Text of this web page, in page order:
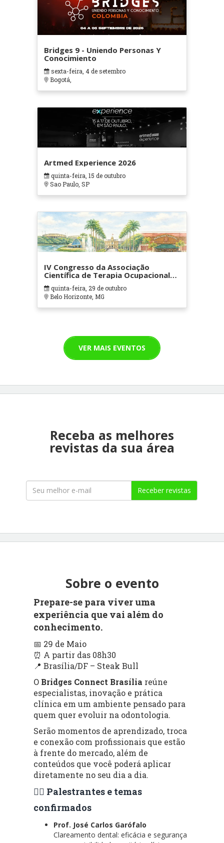
Bridges 9 - Uniendo Personas Y
Conocimiento
sexta-feira, 4 de setembro
Bogotá,
Artmed Experience 2026
quinta-feira, 15 de outubro
Sao Paulo, SP
IV Congresso da Associação
Científica de Terapia Ocupacional
em Contextos Hospitalares e
Cuidados Paliativos - ATOHOSP
quinta-feira, 29 de outubro
Belo Horizonte, MG
VER MAIS EVENTOS
Receba as melhores
revistas da sua área
Receber revistas
Sobre o evento
Prepare-se para viver uma
experiência que vai além do
conhecimento.
📅 29 de Maio
⏰ A partir das 08h30
📍 Brasília/DF – Steak Bull
O Bridges Connect Brasília reúne
especialistas, inovação e prática
clínica em um ambiente pensado para
quem quer evoluir na odontologia.
Serão momentos de aprendizado, troca
e conexão com profissionais que estão
à frente do mercado, além de
conteúdos que você poderá aplicar
diretamente no seu dia a dia.
👨‍⚕️ Palestrantes e temas
confirmados
Prof. José Carlos Garófalo
Clareamento dental: eficácia e segurança